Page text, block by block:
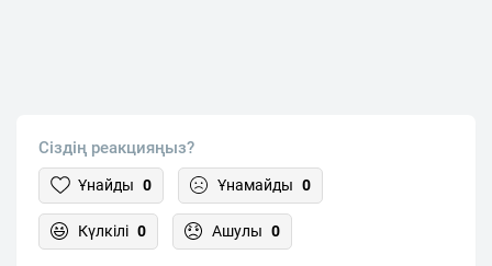
Сіздің реакцияңыз?
Ұнайды 0 Ұнамайды 0
Күлкілі 0 Ашулы 0